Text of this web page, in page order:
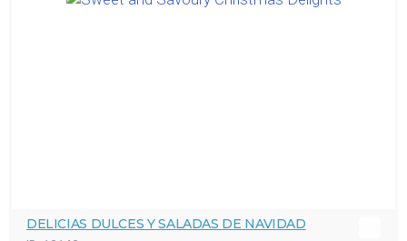
DELICIAS DULCES Y SALADAS DE NAVIDAD